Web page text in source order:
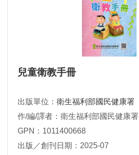
兒童衛教手冊
出版單位： 衛生福利部國民健康署
作/編/譯者：衛生福利部國民健康署
GPN：1011400668
出版／創刊日期：2025-07